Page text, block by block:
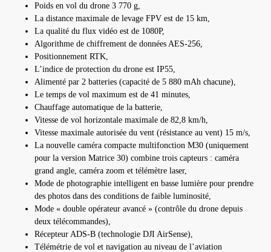
Poids en vol du drone 3 770 g,
La distance maximale de levage FPV est de 15 km,
La qualité du flux vidéo est de 1080P,
Algorithme de chiffrement de données AES-256,
Positionnement RTK,
L’indice de protection du drone est IP55,
Alimenté par 2 batteries (capacité de 5 880 mAh chacune),
Le temps de vol maximum est de 41 minutes,
Chauffage automatique de la batterie,
Vitesse de vol horizontale maximale de 82,8 km/h,
Vitesse maximale autorisée du vent (résistance au vent) 15 m/s,
La nouvelle caméra compacte multifonction M30 (uniquement
pour la version Matrice 30) combine trois capteurs : caméra
grand angle, caméra zoom et télémètre laser,
Mode de photographie intelligent en basse lumière pour prendre
des photos dans des conditions de faible luminosité,
Mode « double opérateur avancé » (contrôle du drone depuis
deux télécommandes),
Récepteur ADS-B (technologie DJI AirSense),
Télémétrie de vol et navigation au niveau de l’aviation